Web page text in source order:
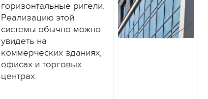
горизонтальные ригели.
Реализацию этой
системы обычно можно
увидеть на
коммерческих зданиях,
офисах и торговых
центрах.